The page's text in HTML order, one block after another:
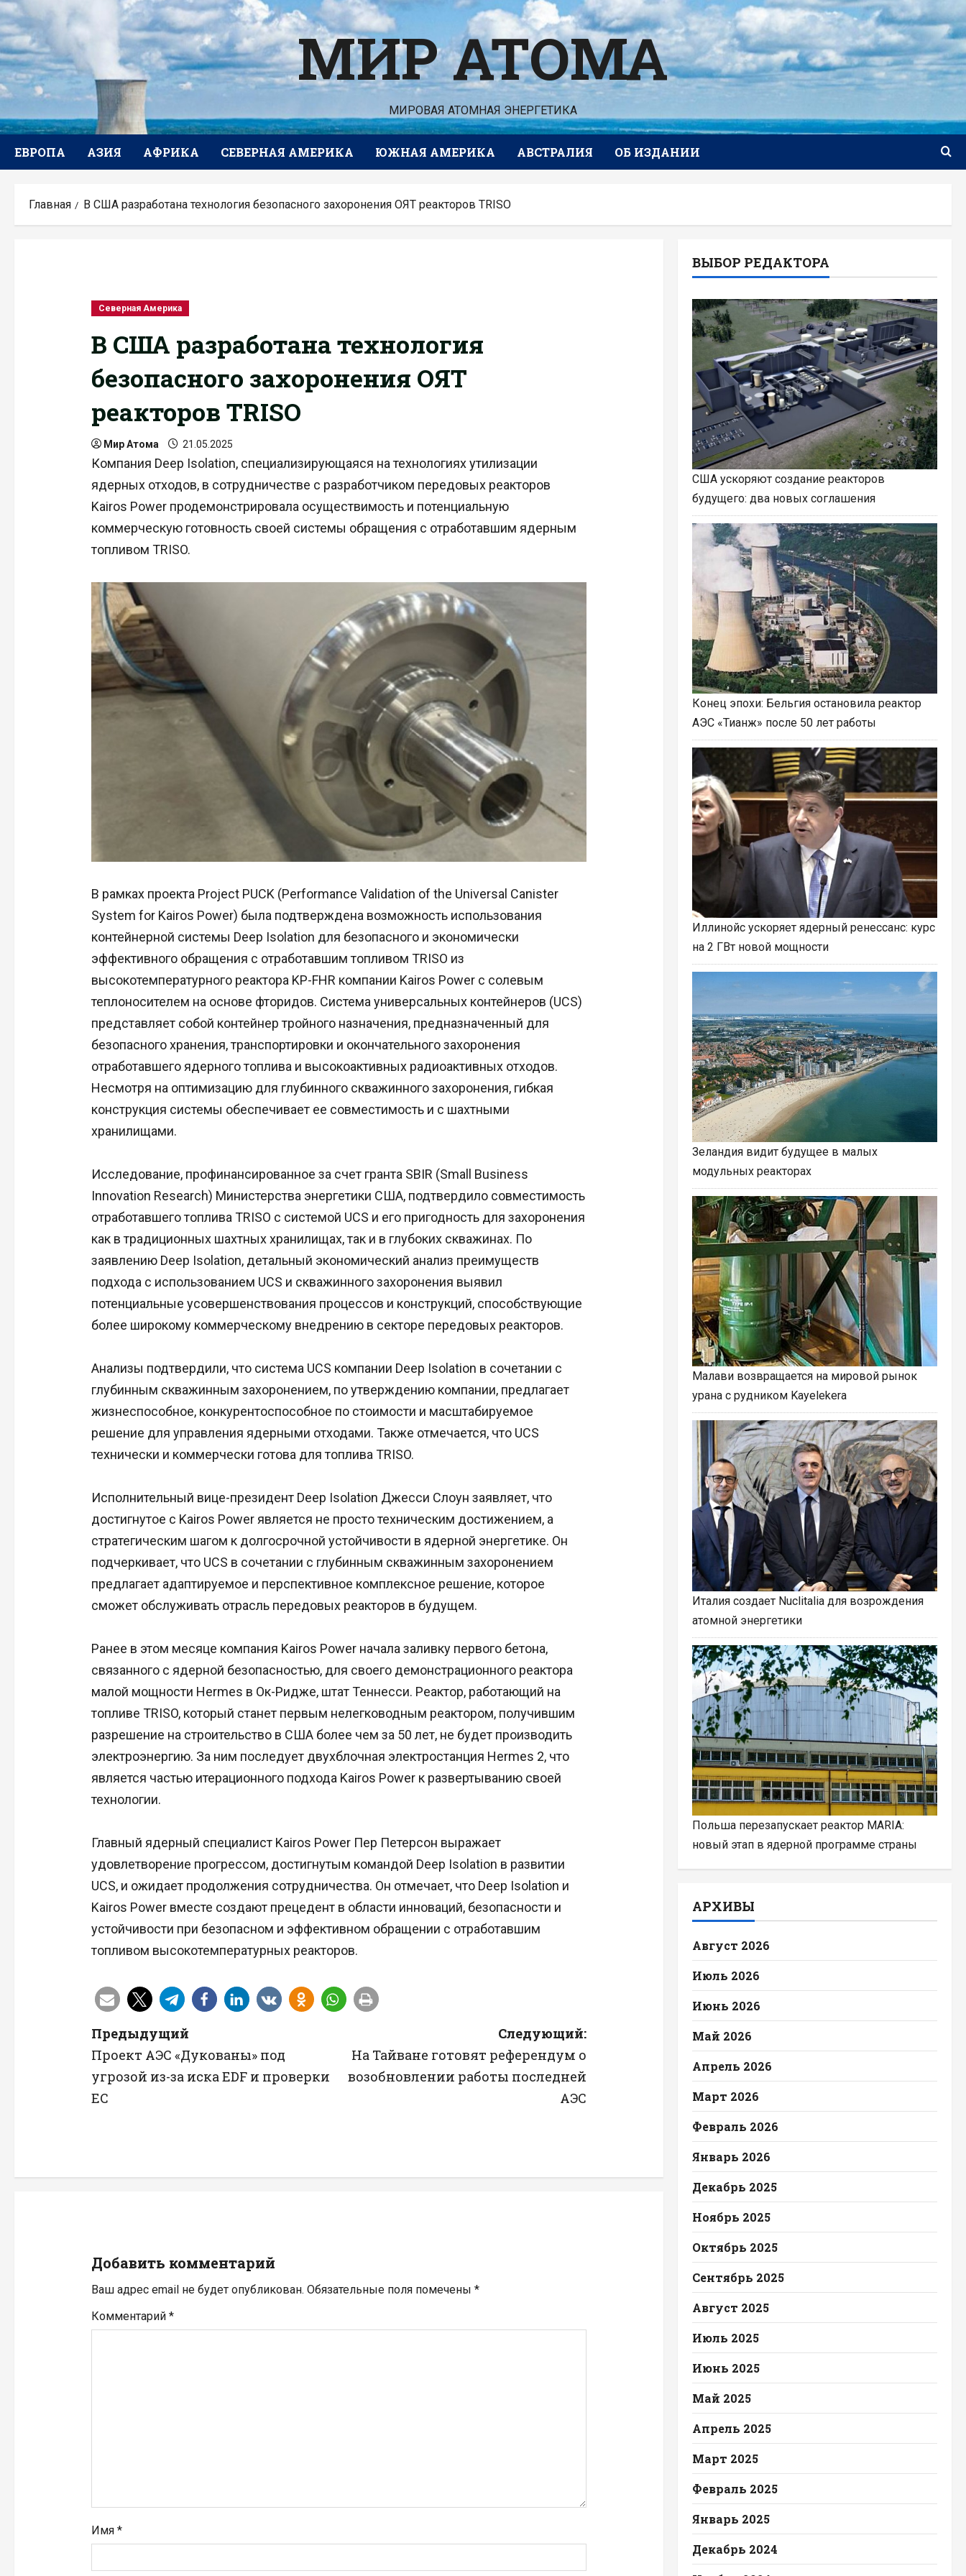
Перейти
к
содержимому
МИР АТОМА
МИРОВАЯ АТОМНАЯ ЭНЕРГЕТИКА
ЕВРОПА АЗИЯ АФРИКА СЕВЕРНАЯ АМЕРИКА ЮЖНАЯ АМЕРИКА АВСТРАЛИЯ ОБ ИЗДАНИИ
Главная В США разработана технология безопасного захоронения ОЯТ реакторов TRISO
Северная Америка
В США разработана технология
безопасного захоронения ОЯТ
реакторов TRISO
Мир Атома 21.05.2025
Компания Deep Isolation, специализирующаяся на технологиях утилизации
ядерных отходов, в сотрудничестве с разработчиком передовых реакторов
Kairos Power продемонстрировала осуществимость и потенциальную
коммерческую готовность своей системы обращения с отработавшим ядерным
топливом TRISO.
В рамках проекта Project PUCK (Performance Validation of the Universal Canister
System for Kairos Power) была подтверждена возможность использования
контейнерной системы Deep Isolation для безопасного и экономически
эффективного обращения с отработавшим топливом TRISO из
высокотемпературного реактора KP-FHR компании Kairos Power с солевым
теплоносителем на основе фторидов. Система универсальных контейнеров (UCS)
представляет собой контейнер тройного назначения, предназначенный для
безопасного хранения, транспортировки и окончательного захоронения
отработавшего ядерного топлива и высокоактивных радиоактивных отходов.
Несмотря на оптимизацию для глубинного скважинного захоронения, гибкая
конструкция системы обеспечивает ее совместимость и с шахтными
хранилищами.
Исследование, профинансированное за счет гранта SBIR (Small Business
Innovation Research) Министерства энергетики США, подтвердило совместимость
отработавшего топлива TRISO с системой UCS и его пригодность для захоронения
как в традиционных шахтных хранилищах, так и в глубоких скважинах. По
заявлению Deep Isolation, детальный экономический анализ преимуществ
подхода с использованием UCS и скважинного захоронения выявил
потенциальные усовершенствования процессов и конструкций, способствующие
более широкому коммерческому внедрению в секторе передовых реакторов.
Анализы подтвердили, что система UCS компании Deep Isolation в сочетании с
глубинным скважинным захоронением, по утверждению компании, предлагает
жизнеспособное, конкурентоспособное по стоимости и масштабируемое
решение для управления ядерными отходами. Также отмечается, что UCS
технически и коммерчески готова для топлива TRISO.
Исполнительный вице-президент Deep Isolation Джесси Слоун заявляет, что
достигнутое с Kairos Power является не просто техническим достижением, а
стратегическим шагом к долгосрочной устойчивости в ядерной энергетике. Он
подчеркивает, что UCS в сочетании с глубинным скважинным захоронением
предлагает адаптируемое и перспективное комплексное решение, которое
сможет обслуживать отрасль передовых реакторов в будущем.
Ранее в этом месяце компания Kairos Power начала заливку первого бетона,
связанного с ядерной безопасностью, для своего демонстрационного реактора
малой мощности Hermes в Ок-Ридже, штат Теннесси. Реактор, работающий на
топливе TRISO, который станет первым нелегководным реактором, получившим
разрешение на строительство в США более чем за 50 лет, не будет производить
электроэнергию. За ним последует двухблочная электростанция Hermes 2, что
является частью итерационного подхода Kairos Power к развертыванию своей
технологии.
Главный ядерный специалист Kairos Power Пер Петерсон выражает
удовлетворение прогрессом, достигнутым командой Deep Isolation в развитии
UCS, и ожидает продолжения сотрудничества. Он отмечает, что Deep Isolation и
Kairos Power вместе создают прецедент в области инноваций, безопасности и
устойчивости при безопасном и эффективном обращении с отработавшим
топливом высокотемпературных реакторов.
Н
а
в
а
я
п
о
я
м
Предыдущий
Проект АЭС «Дукованы» под
угрозой из-за иска EDF и проверки
ЕС
Следующий:
На Тайване готовят референдум о
возобновлении работы последней
АЭС
Добавить комментарий
Ваш адрес email не будет опубликован. Обязательные поля помечены *
Комментарий *
Имя *
ВЫБОР РЕДАКТОРА
США ускоряют создание реакторов
будущего: два новых соглашения
Конец эпохи: Бельгия остановила реактор
АЭС «Тианж» после 50 лет работы
Иллинойс ускоряет ядерный ренессанс: курс
на 2 ГВт новой мощности
Зеландия видит будущее в малых
модульных реакторах
Малави возвращается на мировой рынок
урана с рудником Kayelekera
Италия создает Nuclitalia для возрождения
атомной энергетики
Польша перезапускает реактор MARIA:
новый этап в ядерной программе страны
АРХИВЫ
Август 2026
Июль 2026
Июнь 2026
Май 2026
Апрель 2026
Март 2026
Февраль 2026
Январь 2026
Декабрь 2025
Ноябрь 2025
Октябрь 2025
Сентябрь 2025
Август 2025
Июль 2025
Июнь 2025
Май 2025
Апрель 2025
Март 2025
Февраль 2025
Январь 2025
Декабрь 2024